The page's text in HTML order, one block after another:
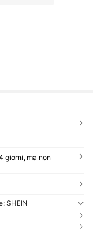
giorni, ma non
SHEIN